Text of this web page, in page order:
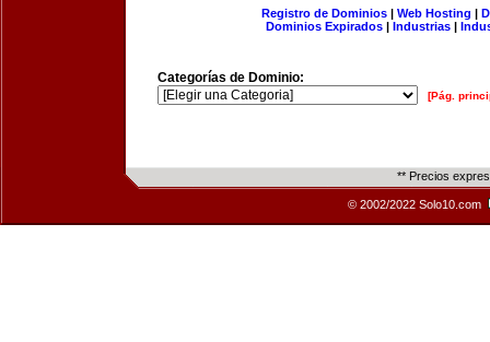
Registro de Dominios| Web Hosting |
Dominios Expirados | Industrias |
Categorías de Dominio:
[Pág.
** Precios
© 2002/2022 Solo10.com